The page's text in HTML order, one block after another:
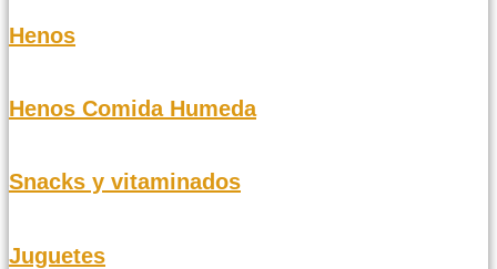
Henos
Henos Comida Humeda
Snacks y vitaminados
Juguetes